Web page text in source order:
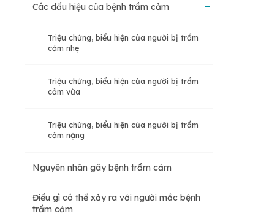
Các dấu hiệu của bệnh trầm cảm
Triệu chứng, biểu hiện của người bị trầm
cảm nhẹ
Triệu chứng, biểu hiện của người bị trầm
cảm vừa
Triệu chứng, biểu hiện của người bị trầm
cảm nặng
Nguyên nhân gây bệnh trầm cảm
Điều gì có thể xảy ra với người mắc bệnh
trầm cảm